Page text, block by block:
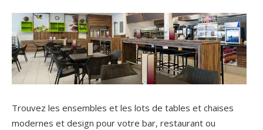
Trouvez les ensembles et les lots de tables et chaises
modernes et design pour votre bar, restaurant ou